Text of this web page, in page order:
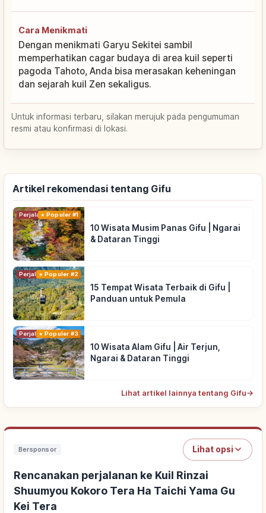
Cara Menikmati
Dengan menikmati Garyu Sekitei sambil
memperhatikan cagar budaya di area kuil seperti
pagoda Tahoto, Anda bisa merasakan keheningan
dan sejarah kuil Zen sekaligus.
Untuk informasi terbaru, silakan merujuk pada pengumuman
resmi atau konfirmasi di lokasi.
Artikel rekomendasi tentang Gifu
PerjalananPopuler #1
10 Wisata Musim Panas Gifu | Ngarai
& Dataran Tinggi
PerjalananPopuler #2
15 Tempat Wisata Terbaik di Gifu |
Panduan untuk Pemula
PerjalananPopuler #3
10 Wisata Alam Gifu | Air Terjun,
Ngarai & Dataran Tinggi
Lihat artikel lainnya tentang Gifu→
Bersponsor Lihat opsi
Rencanakan perjalanan ke Kuil Rinzai
Shuumyou Kokoro Tera Ha Taichi Yama Gu
Kei Tera